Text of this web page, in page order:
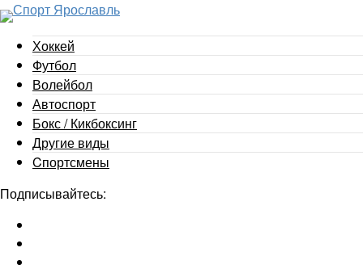
Хоккей
Футбол
Волейбол
Автоспорт
Бокс / Кикбоксинг
Другие виды
Cпортсмены
Подписывайтесь: